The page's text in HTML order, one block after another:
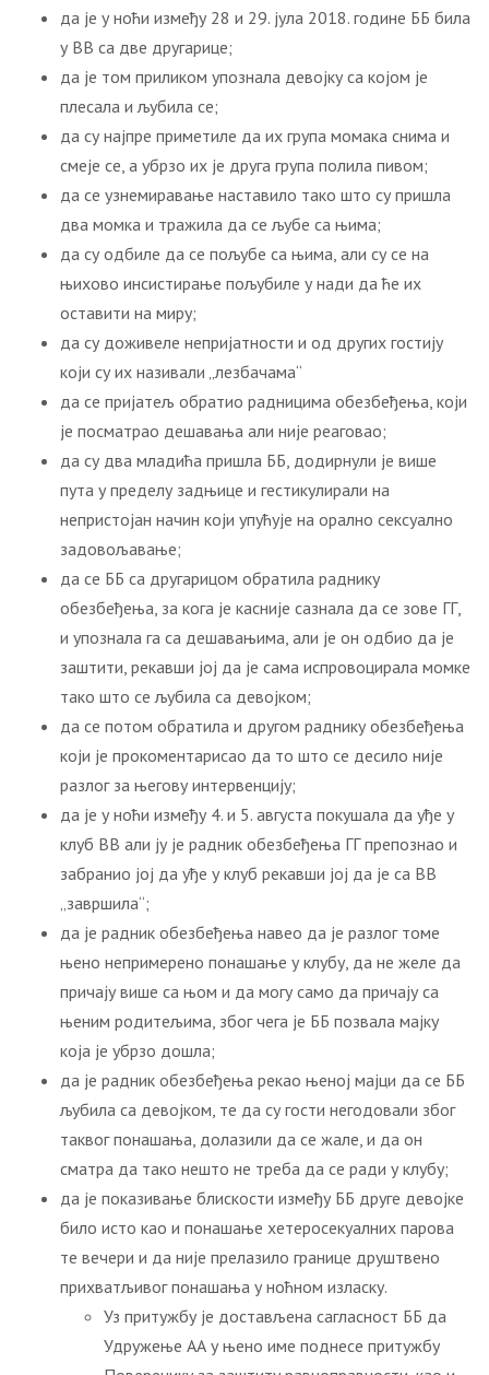
да је у ноћи између 28 и 29. јула 2018. године ББ била
у ВВ са две другарице;
да је том приликом упознала девојку са којом је
плесала и љубила се;
да су најпре приметиле да их група момака снима и
смеје се, а убрзо их је друга група полила пивом;
да се узнемиравање наставило тако што су пришла
два момка и тражила да се љубе са њима;
да су одбиле да се пољубе са њима, али су се на
њихово инсистирање пољубиле у нади да ће их
оставити на миру;
да су доживеле непријатности и од других гостију
који су их називали „лезбачама“
да се пријатељ обратио радницима обезбеђења, који
је посматрао дешавања али није реаговао;
да су два младића пришла ББ, додирнули је више
пута у пределу задњице и гестикулирали на
непристојан начин који упућује на орално сексуално
задовољавање;
да се ББ са другарицом обратила раднику
обезбеђења, за кога је касније сазнала да се зове ГГ,
и упознала га са дешавањима, али је он одбио да је
заштити, рекавши јој да је сама испровоцирала момке
тако што се љубила са девојком;
да се потом обратила и другом раднику обезбеђења
који је прокоментарисао да то што се десило није
разлог за његову интервенцију;
да је у ноћи између 4. и 5. августа покушала да уђе у
клуб ВВ али ју је радник обезбеђења ГГ препознао и
забранио јој да уђе у клуб рекавши јој да је са ВВ
„завршила“;
да је радник обезбеђења навео да је разлог томе
њено непримерено понашање у клубу, да не желе да
причају више са њом и да могу само да причају са
њеним родитељима, због чега је ББ позвала мајку
која је убрзо дошла;
да је радник обезбеђења рекао њеној мајци да се ББ
љубила са девојком, те да су гости негодовали због
таквог понашања, долазили да се жале, и да он
сматра да тако нешто не треба да се ради у клубу;
да је показивање блискости између ББ друге девојке
било исто као и понашање хетеросекуалних парова
те вечери и да није прелазило границе друштвено
прихватљивог понашања у ноћном изласку.
Уз притужбу је достављена сагласност ББ да
Удружење АА у њено име поднесе притужбу